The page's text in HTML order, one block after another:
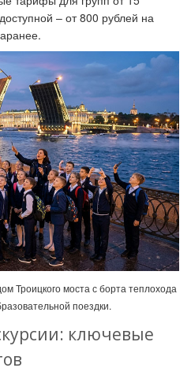
– от 800 рублей на
Троицкого моста с борта теплохода
поездки.
ключевые